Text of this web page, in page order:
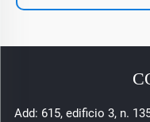
Add: 615, edificio 3, n.